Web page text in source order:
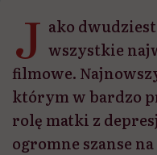
J ako
wszystkie
filmowe.
którym w bardzo
rolę matki z
ogromne szanse